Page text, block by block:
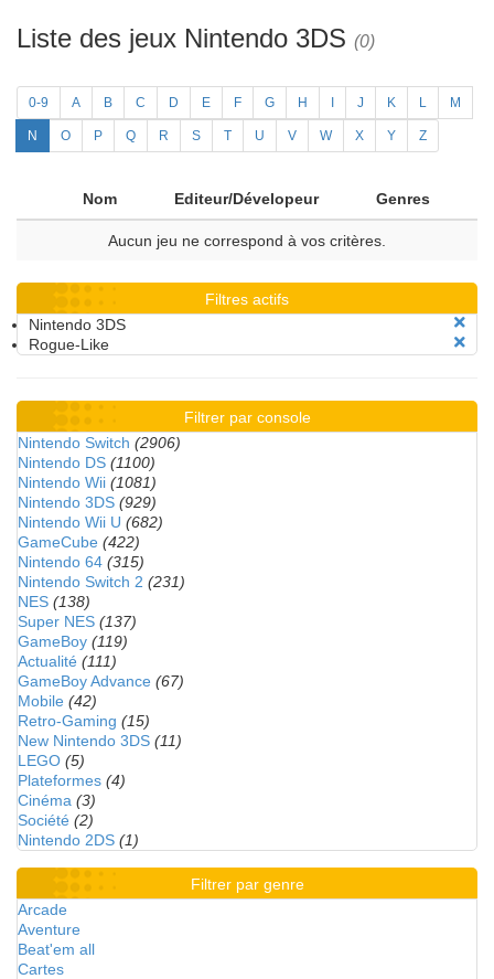
Liste des jeux Nintendo 3DS (0)
0-9 A B C D E F G H J K L M
N O P Q R S T U V W X Y Z
Nom Editeur/Dévelopeur Genres
Aucun jeu ne correspond à vos critères.
Filtres actifs
Nintendo 3DS
Rogue-Like
Filtrer par console
Nintendo Switch (2906)
Nintendo DS (1100)
Nintendo Wii (1081)
Nintendo 3DS (929)
Nintendo Wii U (682)
GameCube (422)
Nintendo 64 (315)
Nintendo Switch 2 (231)
NES (138)
Super NES (137)
GameBoy (119)
Actualité (111)
GameBoy Advance (67)
Mobile (42)
Retro-Gaming (15)
New Nintendo 3DS (11)
LEGO (5)
Plateformes (4)
Cinéma (3)
Société (2)
Nintendo 2DS (1)
Filtrer par genre
Arcade
Aventure
Beat'em all
Cartes